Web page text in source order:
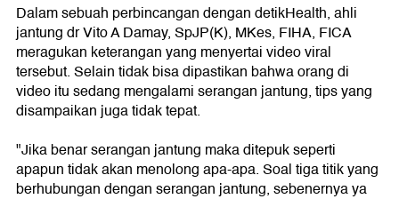
Dalam sebuah perbincangan dengan detikHealth, ahli
jantung dr Vito A Damay, SpJP(K), MKes, FIHA, FICA
meragukan keterangan yang menyertai video viral
tersebut. Selain tidak bisa dipastikan bahwa orang di
video itu sedang mengalami serangan jantung, tips yang
disampaikan juga tidak tepat.
"Jika benar serangan jantung maka ditepuk seperti
apapun tidak akan menolong apa-apa. Soal tiga titik yang
berhubungan dengan serangan jantung, sebenernya ya